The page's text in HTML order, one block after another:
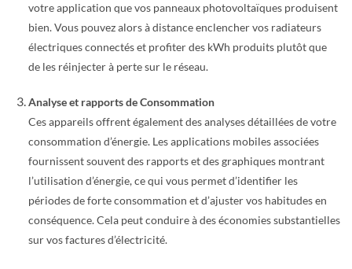
votre application que vos panneaux photovoltaïques produisent
bien. Vous pouvez alors à distance enclencher vos radiateurs
électriques connectés et profiter des kWh produits plutôt que
de les réinjecter à perte sur le réseau.
Analyse et rapports de Consommation
Ces appareils offrent également des analyses détaillées de votre
consommation d’énergie. Les applications mobiles associées
fournissent souvent des rapports et des graphiques montrant
l’utilisation d’énergie, ce qui vous permet d’identifier les
périodes de forte consommation et d’ajuster vos habitudes en
conséquence. Cela peut conduire à des économies substantielles
sur vos factures d’électricité.